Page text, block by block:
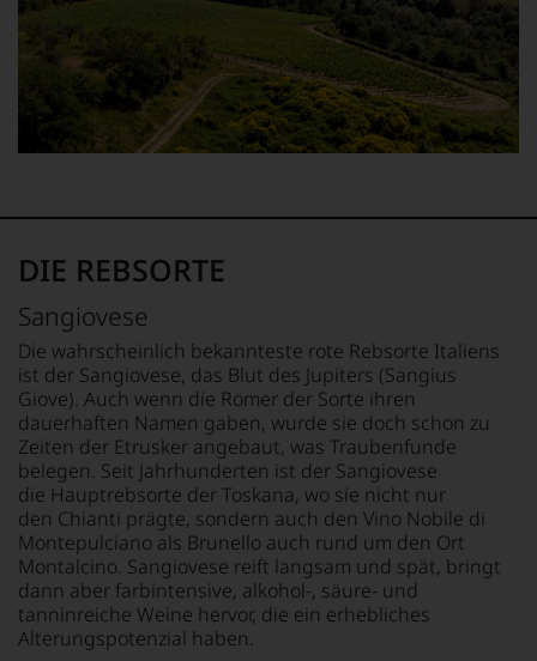
hier
genießen
können.
müssen
auf
Parker
&
Co,
nicht
verzichten,
aber
Sie
finden
fortan
an
jedem
Wein
auch
unsere
Tesdorpf-
Bewertung.
Wir
beurteilen
DIE REBSORTE
Sangiovese
Die wahrscheinlich bekannteste rote Rebsorte Italiens
ist der Sangiovese, das Blut des Jupiters (Sangius
Giove). Auch wenn die Römer der Sorte ihren
dauerhaften Namen gaben, wurde sie doch schon zu
Zeiten der Etrusker angebaut, was Traubenfunde
belegen. Seit Jahrhunderten ist der Sangiovese
die Hauptrebsorte der Toskana, wo sie nicht nur
den Chianti prägte, sondern auch den Vino Nobile di
Montepulciano als Brunello auch rund um den Ort
Montalcino. Sangiovese reift langsam und spät, bringt
dann aber farbintensive, alkohol-, säure- und
tanninreiche Weine hervor, die ein erhebliches
Alterungspotenzial haben.